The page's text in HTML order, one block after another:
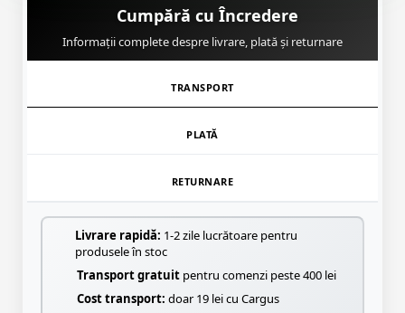
Cumpără cu Încredere
Informații complete despre livrare, plată și returnare
TRANSPORT
PLATĂ
RETURNARE
Livrare rapidă: 1-2 zile lucrătoare pentru
produsele în stoc
Transport gratuit pentru comenzi peste 400 lei
Cost transport: doar 19 lei cu Cargus